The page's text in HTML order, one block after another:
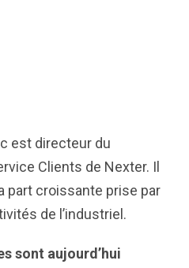
est directeur du
Clients de Nexter. Il
part croissante prise par
de l’industriel.
sont aujourd’hui